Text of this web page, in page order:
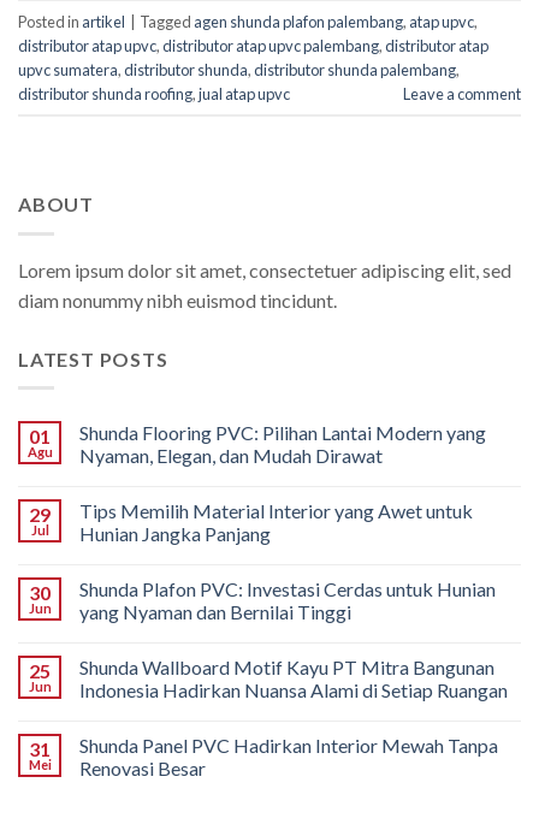
Posted in artikel Tagged agen shunda plafon palembang, atap upvc,
distributor atap upvc,distributor atap upvc palembang,distributor atap
upvc sumatera,distributor shunda,distributor shunda palembang,
distributor shunda roofing,jual atap upvc Leave a comment
ABOUT
Lorem ipsum dolor sit amet, consectetuer adipiscing elit, sed
diam nonummy nibh euismod tincidunt.
LATEST POSTS
01
Agu
Shunda Flooring PVC: Pilihan Lantai Modern yang
Nyaman, Elegan, dan Mudah Dirawat
29
Jul
Tips Memilih Material Interior yang Awet untuk
Hunian Jangka Panjang
30
Jun
Shunda Plafon PVC: Investasi Cerdas untuk Hunian
yang Nyaman dan Bernilai Tinggi
25
Jun
Shunda Wallboard Motif Kayu PT Mitra Bangunan
Indonesia Hadirkan Nuansa Alami di Setiap Ruangan
31
Mei
Shunda Panel PVC Hadirkan Interior Mewah Tanpa
Renovasi Besar